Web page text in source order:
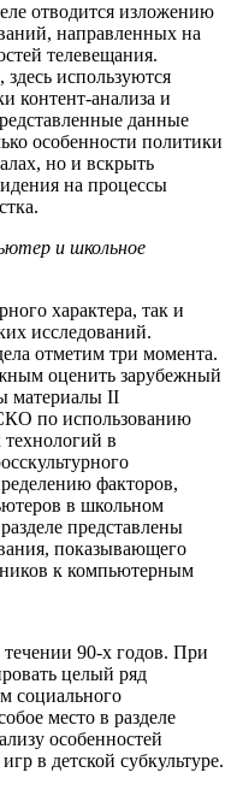
отводится изложению
направленных на
телевещания.
используются
контент-анализа и
данные
особенности политики
но и вскрыть
на процессы
и школьное
характера, так и
исследований.
отметим три момента.
оценить зарубежный
материалы II
по использованию
в
факторов,
в школьном
представлены
показывающего
к компьютерным
90-х годов. При
целый ряд
социального
место в разделе
особенностей
в детской субкультуре.